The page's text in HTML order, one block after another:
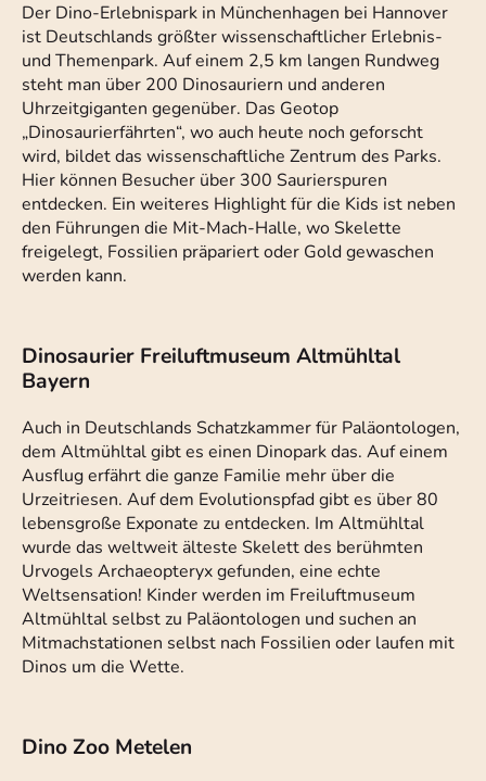
Der Dino-Erlebnispark in Münchenhagen bei Hannover
ist Deutschlands größter wissenschaftlicher Erlebnis-
und Themenpark. Auf einem 2,5 km langen Rundweg
steht man über 200 Dinosauriern und anderen
Uhrzeitgiganten gegenüber. Das Geotop
„Dinosaurierfährten“, wo auch heute noch geforscht
wird, bildet das wissenschaftliche Zentrum des Parks.
Hier können Besucher über 300 Saurierspuren
entdecken. Ein weiteres Highlight für die Kids ist neben
den Führungen die Mit-Mach-Halle, wo Skelette
freigelegt, Fossilien präpariert oder Gold gewaschen
werden kann.
Dinosaurier Freiluftmuseum Altmühltal
Bayern
Auch in Deutschlands Schatzkammer für Paläontologen,
dem Altmühltal gibt es einen Dinopark das. Auf einem
Ausflug erfährt die ganze Familie mehr über die
Urzeitriesen. Auf dem Evolutionspfad gibt es über 80
lebensgroße Exponate zu entdecken. Im Altmühltal
wurde das weltweit älteste Skelett des berühmten
Urvogels Archaeopteryx gefunden, eine echte
Weltsensation! Kinder werden im Freiluftmuseum
Altmühltal selbst zu Paläontologen und suchen an
Mitmachstationen selbst nach Fossilien oder laufen mit
Dinos um die Wette.
Dino Zoo Metelen